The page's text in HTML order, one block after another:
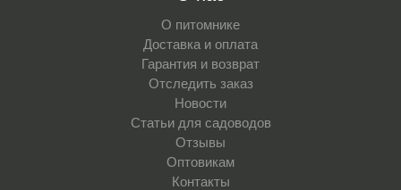
О питомнике
Доставка и оплата
Гарантия и возврат
Отследить заказ
Новости
Статьи для садоводов
Отзывы
Оптовикам
Контакты